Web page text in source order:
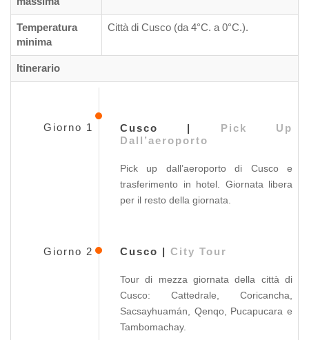
Temperatura
minima
Città di Cusco (da 4°C. a 0°C.).
Itinerario
Giorno 1 Cusco | Pick Up
Dall’aeroporto
Pick up dall’aeroporto di Cusco e
trasferimento in hotel. Giornata libera
per il resto della giornata.
Giorno 2 Cusco | City Tour
Tour di mezza giornata della città di
Cusco: Cattedrale, Coricancha,
Sacsayhuamán, Qenqo, Pucapucara e
Tambomachay.